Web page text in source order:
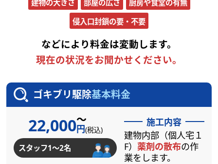
建物の大きさ 部屋の広さ
厨房や食堂の有無
侵入口封鎖の要・不要
などにより料金は変動します。
現在の状況をお聞かせください。
ゴキブリ駆除基本料金
22,000～
円(税込)
スタッフ1～2名
施工内容
建物内部（個人宅１
F） 薬剤の散布の作
業をします。